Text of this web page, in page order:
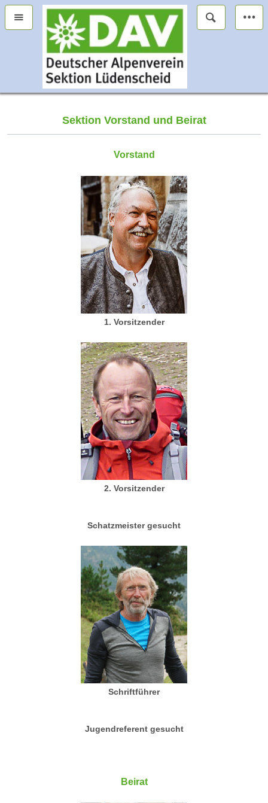
Sektion Vorstand und Beirat
Vorstand
1. Vorsitzender
2. Vorsitzender
Schatzmeister gesucht
Schriftführer
Jugendreferent gesucht
Beirat